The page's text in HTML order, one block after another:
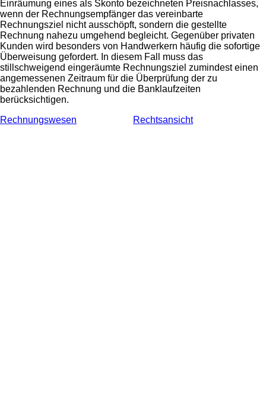
Einräumung eines als Skonto bezeichneten Preisnachlasses,
wenn der Rechnungsempfänger das vereinbarte
Rechnungsziel nicht ausschöpft, sondern die gestellte
Rechnung nahezu umgehend begleicht. Gegenüber privaten
Kunden wird besonders von Handwerkern häufig die sofortige
Überweisung gefordert. In diesem Fall muss das
stillschweigend eingeräumte Rechnungsziel zumindest einen
angemessenen Zeitraum für die Überprüfung der zu
bezahlenden Rechnung und die Banklaufzeiten
berücksichtigen.
Rechnungswesen
Rechtsansicht